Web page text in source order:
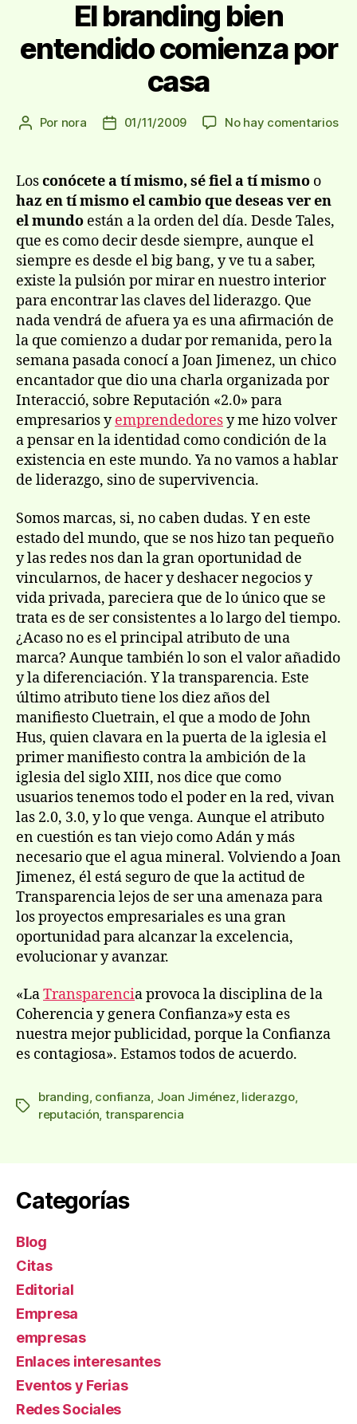
El branding bien
entendido comienza por
casa
Autor
entrada
Por nora
Fecha
entrada
01/11/2009 No hay comentariosen
Losconócete a tí­ mismo, sé fiel a tí­ mismo o
haz en tí­ mismo el cambio que deseas ver en
el mundo están a la orden del dí­a. Desde Tales,
que es como decir desde siempre, aunque el
siempre es desde el big bang, y ve tu a saber,
existe la pulsión por mirar en nuestro interior
para encontrar las claves del liderazgo. Que
nada vendrá de afuera ya es una afirmación de
la que comienzo a dudar por remanida, pero la
semana pasada conocí­ a Joan Jimenez, un chico
encantador que dio una charla organizada por
Interacció, sobre Reputación «2.0» para
empresarios yemprendedoresy me hizo volver
a pensar en la identidad como condición de la
existencia en este mundo. Ya no vamos a hablar
de liderazgo, sino de supervivencia.
Somos marcas, si, no caben dudas. Y en este
estado del mundo, que se nos hizo tan pequeño
y las redes nos dan la gran oportunidad de
vincularnos, de hacer y deshacer negocios y
vida privada, pareciera que de lo único que se
trata es de ser consistentes a lo largo del tiempo.
¿Acaso no es el principal atributo de una
marca? Aunque también lo son el valor añadido
y la diferenciación. Y la transparencia. Este
último atributo tiene los diez años del
manifiesto Cluetrain, el que a modo de John
Hus, quien clavara en la puerta de la iglesia el
primer manifiesto contra la ambición de la
iglesia del siglo XIII, nos dice que como
usuarios tenemos todo el poder en la red, vivan
las 2.0, 3.0, y lo que venga. Aunque el atributo
en cuestión es tan viejo como Adán y más
necesario que el agua mineral. Volviendo a Joan
Jimenez, él está seguro de que la actitud de
Transparencia lejos de ser una amenaza para
los proyectos empresariales es una gran
oportunidad para alcanzar la excelencia,
evolucionar y avanzar.
«LaTransparencia provoca la disciplina de la
Coherencia y genera Confianza»y esta es
nuestra mejor publicidad, porque la Confianza
es contagiosa». Estamos todos de acuerdo.
Etiquetas
branding, confianza, Joan Jiménez, liderazgo,
reputación, transparencia
Categorías
Blog
Citas
Editorial
Empresa
empresas
Enlaces interesantes
Eventos y Ferias
Redes Sociales